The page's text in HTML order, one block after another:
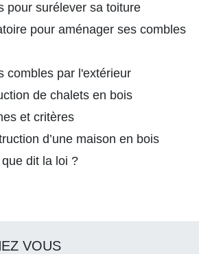
pour surélever sa toiture
pour aménager ses combles
combles par l'extérieur
de chalets en bois
et critères
d’une maison en bois
dit la loi ?
VOUS